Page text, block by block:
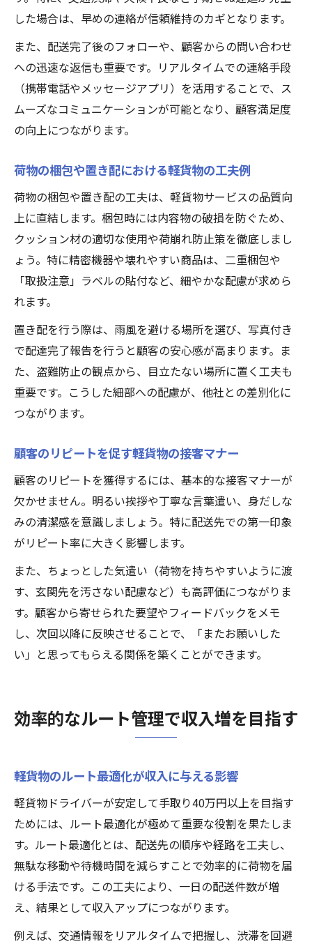
した場合は、早めの連絡が信頼維持のカギとなります。
また、配送完了後のフォローや、顧客からの問い合わせ
への迅速な返信も重要です。リアルタイムでの連絡手段
（携帯電話やメッセージアプリ）を活用することで、ス
ムーズなコミュニケーションが可能となり、顧客満足度
の向上につながります。
荷物の梱包や置き配における軽貨物の工夫例
荷物の梱包や置き配の工夫は、軽貨物サービスの品質向
上に直結します。梱包時には内容物の破損を防ぐため、
クッション材の適切な使用や荷崩れ防止策を徹底しまし
ょう。特に精密機器や壊れやすい商品は、二重梱包や
「取扱注意」ラベルの貼付など、細やかな配慮が求めら
れます。
置き配を行う際は、雨風を避ける場所を選び、写真付き
で配達完了報告を行うと顧客の安心感が高まります。ま
た、盗難防止の観点から、目立たない場所に置く工夫も
重要です。こうした細部への配慮が、他社との差別化に
つながります。
顧客のリピートを促す軽貨物の接客マナー
顧客のリピートを獲得するには、基本的な接客マナーが
欠かせません。明るい挨拶や丁寧な言葉遣い、身だしな
みの清潔感を意識しましょう。特に配送先での第一印象
がリピート率に大きく影響します。
また、ちょっとした気遣い（荷物を持ちやすいように渡
す、玄関先を汚さない配慮など）も高評価につながりま
す。顧客から寄せられた要望やフィードバックをメモ
し、次回以降に反映させることで、「またお願いした
い」と思ってもらえる関係を築くことができます。
効率的なルート管理で収入増を目指す
軽貨物のルート最適化が収入に与える影響
軽貨物ドライバーが安定して手取り40万円以上を目指す
ためには、ルート最適化が極めて重要な役割を果たしま
す。ルート最適化とは、配送先の順序や経路を工夫し、
無駄な移動や待機時間を減らすことで効率的に荷物を届
ける手法です。この工夫により、一日の配送件数が増
え、結果として収入アップにつながります。
例えば、交通情報をリアルタイムで把握し、渋滞を回避